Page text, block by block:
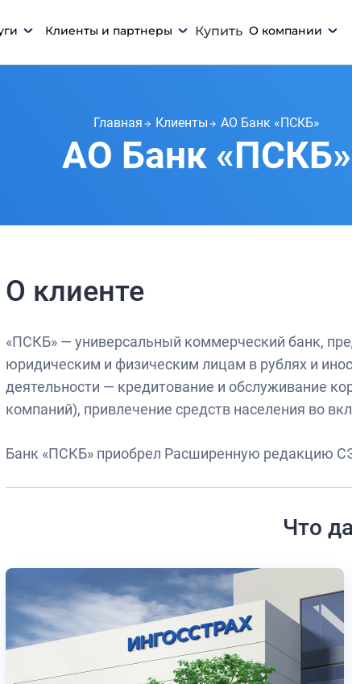
Клиенты и партнеры Купить О компании
Главная Клиенты АО Банк «ПСКБ»
АО Банк «ПСКБ»
О клиенте
«ПСКБ» — универсальный коммерческий банк,
юридическим и физическим лицам в рублях и
деятельности — кредитование и обслуживание
компаний), привлечение средств населения во
Банк «ПСКБ» приобрел Расширенную редакцию
Что